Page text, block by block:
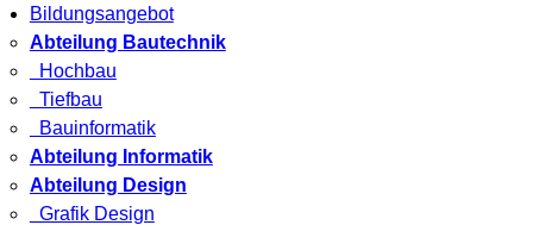
Bildungsangebot
Abteilung Bautechnik
Hochbau
Tiefbau
Bauinformatik
Abteilung Informatik
Abteilung Design
Grafik Design